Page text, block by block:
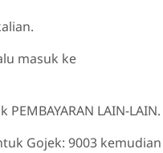
masuk ke
PEMBAYARAN LAIN-LAIN.
Gojek: 9003 kemudian